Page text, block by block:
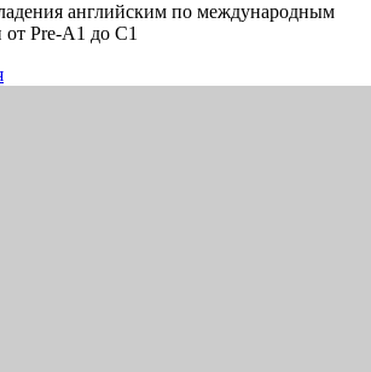
английским по международным
от Pre-A1 до C1